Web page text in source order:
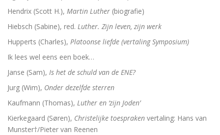
Hendrix (Scott H.), Martin Luther (biografie)
Hiebsch (Sabine), red. Luther. Zijn leven, zijn werk
Hupperts (Charles), Platoonse liefde (vertaling Symposium)
Ik lees wel eens een boek…
Janse (Sam), Is het de schuld van de ENE?
Jurg (Wim), Onder dezelfde sterren
Kaufmann (Thomas), Luther en ‘zijn Joden’
Kierkegaard (Søren), Christelijke toespraken vertaling: Hans van
Munster†/Pieter van Reenen